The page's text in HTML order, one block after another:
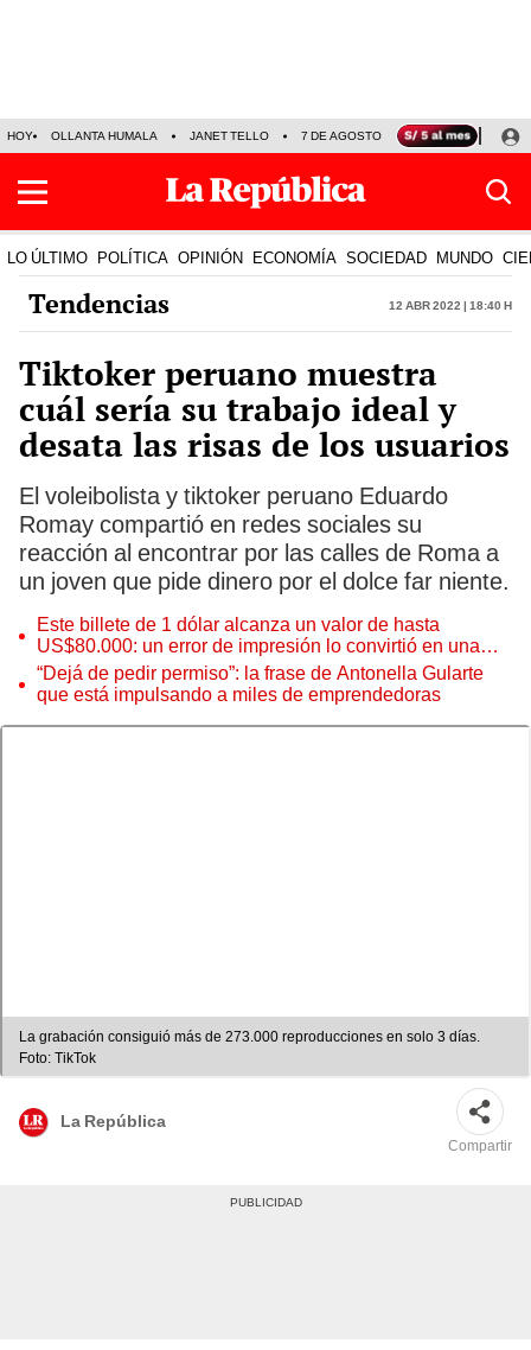
HOY OLLANTA HUMALA JANET TELLO 7 DE AGOSTO TINKA RESULTADOS
LO ÚLTIMO POLÍTICA OPINIÓN ECONOMÍA SOCIEDAD MUNDO
Tendencias 12 Abr 2022 | 18:40 h
Tiktoker peruano muestra
cuál sería su trabajo ideal y
desata las risas de los usuarios
El voleibolista y tiktoker peruano Eduardo
Romay compartió en redes sociales su
reacción al encontrar por las calles de Roma a
un joven que pide dinero por el dolce far niente.
Este billete de 1 dólar alcanza un valor de hasta
US$80.000: un error de impresión lo convirtió en una
pieza única que hoy buscan coleccionistas de todo el
mundo
“Dejá de pedir permiso”: la frase de Antonella Gularte
que está impulsando a miles de emprendedoras
La grabación consiguió más de 273.000 reproducciones en solo 3 días.
Foto: TikTok
La República
Compartir